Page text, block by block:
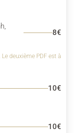
8€
deuxième PDF est à
10€
10€